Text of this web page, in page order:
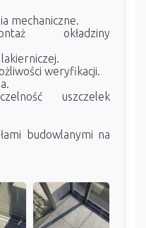
mechaniczne.
okładziny
weryfikacji.
uszczelek
budowlanymi na